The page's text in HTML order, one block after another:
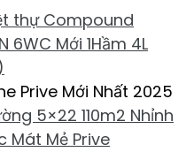
thự Compound
6WC Mới 1Hầm 4L
5×22 110m2 Nhỉnh
Mát Mẻ Prive